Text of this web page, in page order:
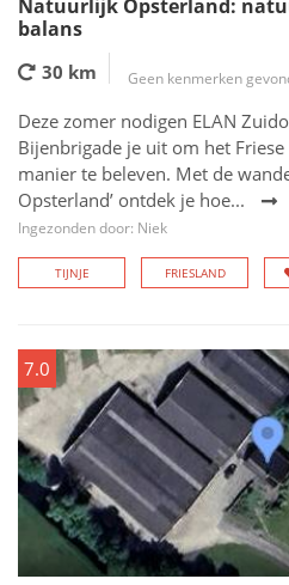
Natuurlijk Opsterland:
balans
30 km Geen kenmerken
Deze zomer nodigen ELAN
Bijenbrigade je uit om het
manier te beleven. Met de
Opsterland’ ontdek je hoe...
Ingezonden door: Niek
TIJNJE FRIESLAND
7.0